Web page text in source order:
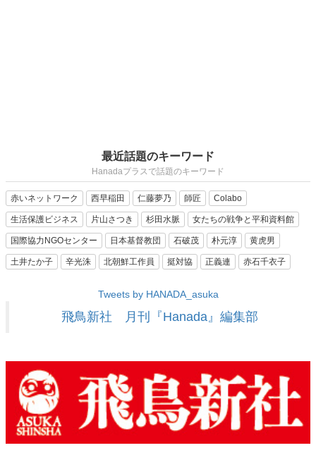
最近話題のキーワード
Hanadaプラスで話題のキーワード
赤いネットワーク 西早稲田 仁藤夢乃 師匠 Colabo
生活保護ビジネス 片山さつき 杉田水脈 女たちの戦争と平和資料館
国際協力NGOセンター 日本基督教団 石破茂 朴元淳 黄虎男
土井たか子 辛光洙 北朝鮮工作員 挺対協 正義連 赤石千衣子
Tweets by HANADA_asuka
飛鳥新社 月刊『Hanada』編集部